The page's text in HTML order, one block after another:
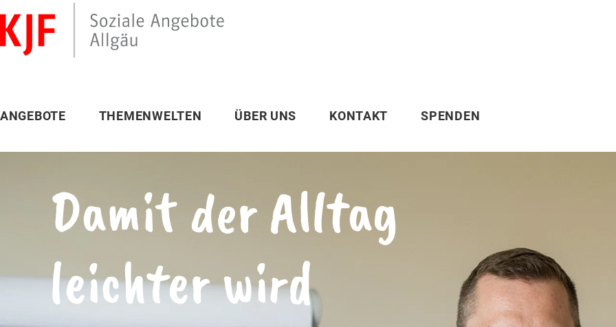
ANGEBOTE THEMENWELTEN ÜBER UNS KONTAKT SPENDEN
Damit der Alltag
leichter wird